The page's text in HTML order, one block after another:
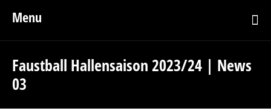
Menu
Faustball Hallensaison 2023/24 | News
03